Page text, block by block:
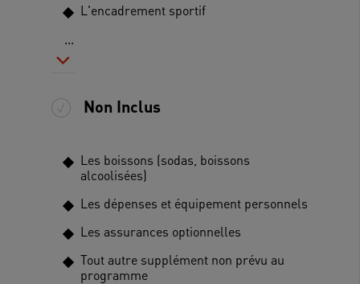
L'encadrement sportif
...
Non Inclus
Les boissons (sodas, boissons
alcoolisées)
Les dépenses et équipement personnels
Les assurances optionnelles
Tout autre supplément non prévu au
programme